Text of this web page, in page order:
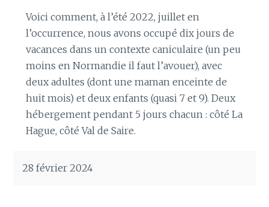
Voici comment, à l’été 2022, juillet en
l’occurrence, nous avons occupé dix jours de
vacances dans un contexte caniculaire (un peu
moins en Normandie il faut l’avouer), avec
deux adultes (dont une maman enceinte de
huit mois) et deux enfants (quasi 7 et 9). Deux
hébergement pendant 5 jours chacun : côté La
Hague, côté Val de Saire.
28 février 2024